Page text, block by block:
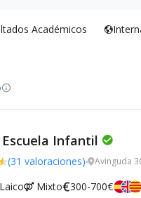
Académicos
Escuela Infantil
(31 valoraciones) Avinguda
Laico Mixto 300-700€